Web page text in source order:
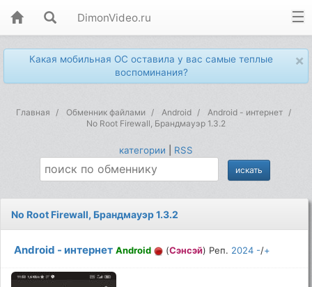
DimonVideo.ru
×
Какая мобильная ОС оставила у вас самые теплые
воспоминания?
Главная Обменник файлами Android
Android - интернет
No Root Firewall, Брандмауэр 1.3.2
категории RSS
No Root Firewall, Брандмауэр 1.3.2
Android - интернет Android (Сэнсэй) Реп. 2024 -/+